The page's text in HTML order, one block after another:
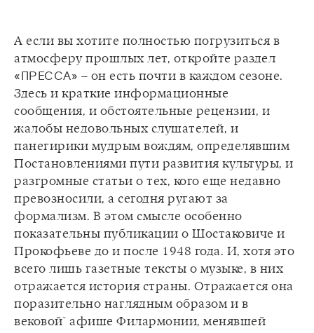
А если вы хотите полностью погрузиться в
атмосферу прошлых лет, откройте раздел
«ПРЕССА» – он есть почти в каждом сезоне.
Здесь и краткие информационные
сообщения, и обстоятельные рецензии, и
жалобы недовольных слушателей, и
панегирики мудрым вождям, определявшим
Постановлениями пути развития культуры, и
разгромные статьи о тех, кого еще недавно
превозносили, а сегодня ругают за
формализм. В этом смысле особенно
показательны публикации о Шостаковиче и
Прокофьеве до и после 1948 года. И, хотя это
всего лишь газетные тексты о музыке, в них
отражается история страны. Отражается она
поразительно наглядным образом и в
вековой̆ афише Филармонии, менявшей